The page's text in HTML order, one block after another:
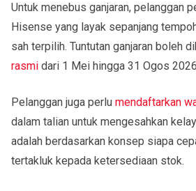
Untuk menebus ganjaran, pelanggan
Hisense yang layak sepanjang
sah terpilih. Tuntutan ganjaran boleh
rasmi dari 1 Mei hingga 31 Ogos
Pelanggan juga perlu mendaftarkan
dalam talian untuk mengesahkan
adalah berdasarkan konsep siapa
tertakluk kepada ketersediaan stok.